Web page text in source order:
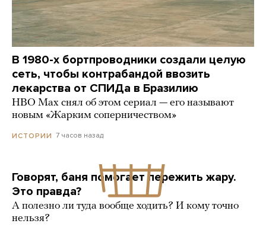
В 1980-х бортпроводники создали целую
сеть, чтобы контрабандой ввозить
лекарства от СПИДа в Бразилию
HBO Max снял об этом сериал — его называют
новым «Жарким соперничеством»
ИСТОРИИ 7 часов назад
Говорят, баня помогает пережить жару.
Это правда?
А полезно ли туда вообще ходить? И кому точно
нельзя?